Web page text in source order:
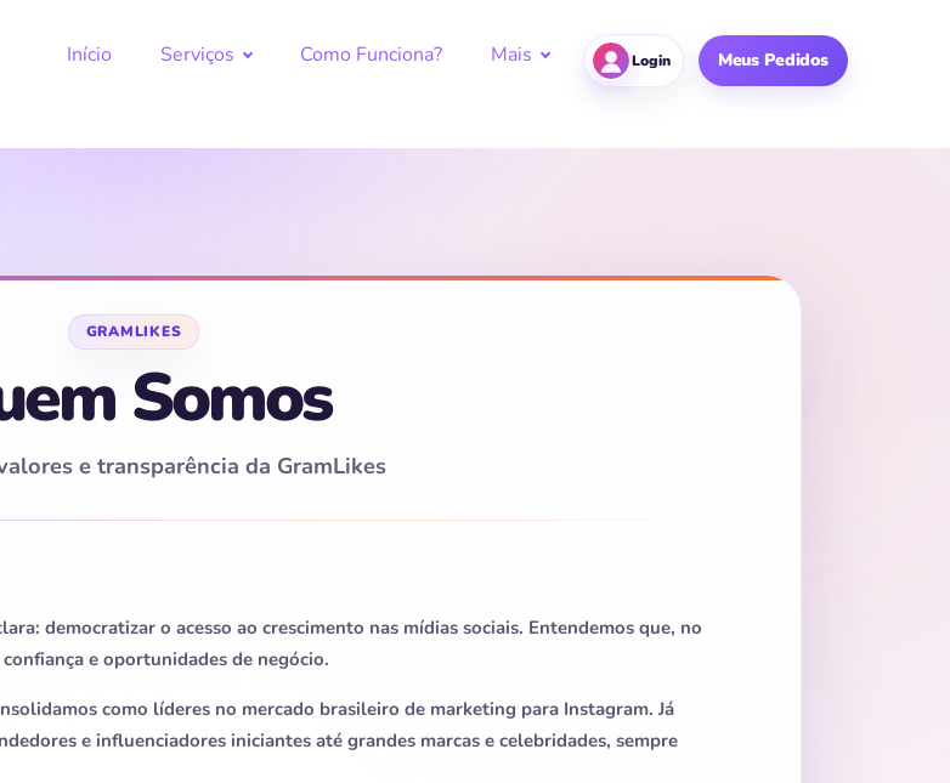
Início Serviços Como Funciona? Mais Login Meus Pedidos
Somos
e transparência da GramLikes
democratizar o acesso ao crescimento nas mídias sociais. Entendemos que, no
e oportunidades de negócio.
como líderes no mercado brasileiro de marketing para Instagram. Já
e influenciadores iniciantes até grandes marcas e celebridades, sempre